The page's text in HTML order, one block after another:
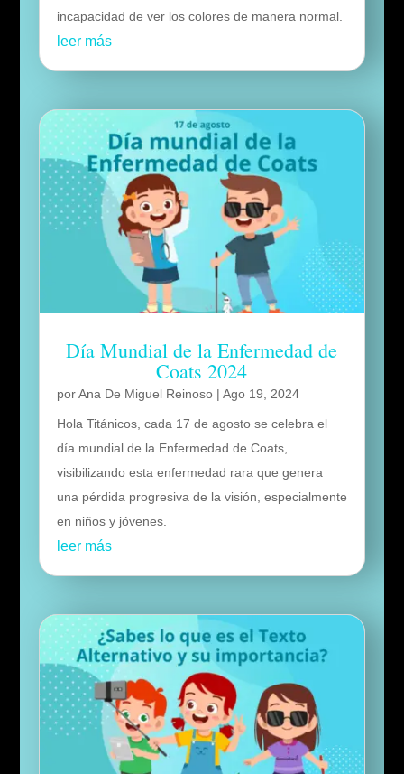
incapacidad de ver los colores de manera normal.
leer más
Día Mundial de la Enfermedad de
Coats 2024
porAna De Miguel Reinoso| Ago 19, 2024
Hola Titánicos, cada 17 de agosto se celebra el
día mundial de la Enfermedad de Coats,
visibilizando esta enfermedad rara que genera
una pérdida progresiva de la visión, especialmente
en niños y jóvenes.
leer más